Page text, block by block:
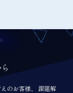
のお客様、 課題解